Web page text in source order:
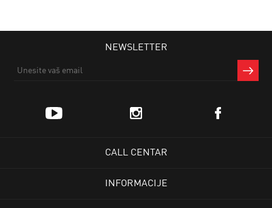
NEWSLETTER
CALL CENTAR
INFORMACIJE